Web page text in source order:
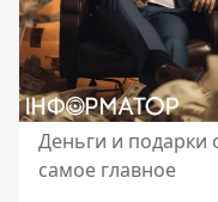
Деньги и подарки
самое главное